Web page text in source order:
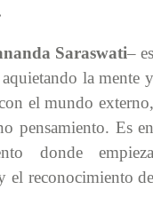
Saraswati–
la mente
el mundo
pensamiento. Es
donde
el reconocimiento